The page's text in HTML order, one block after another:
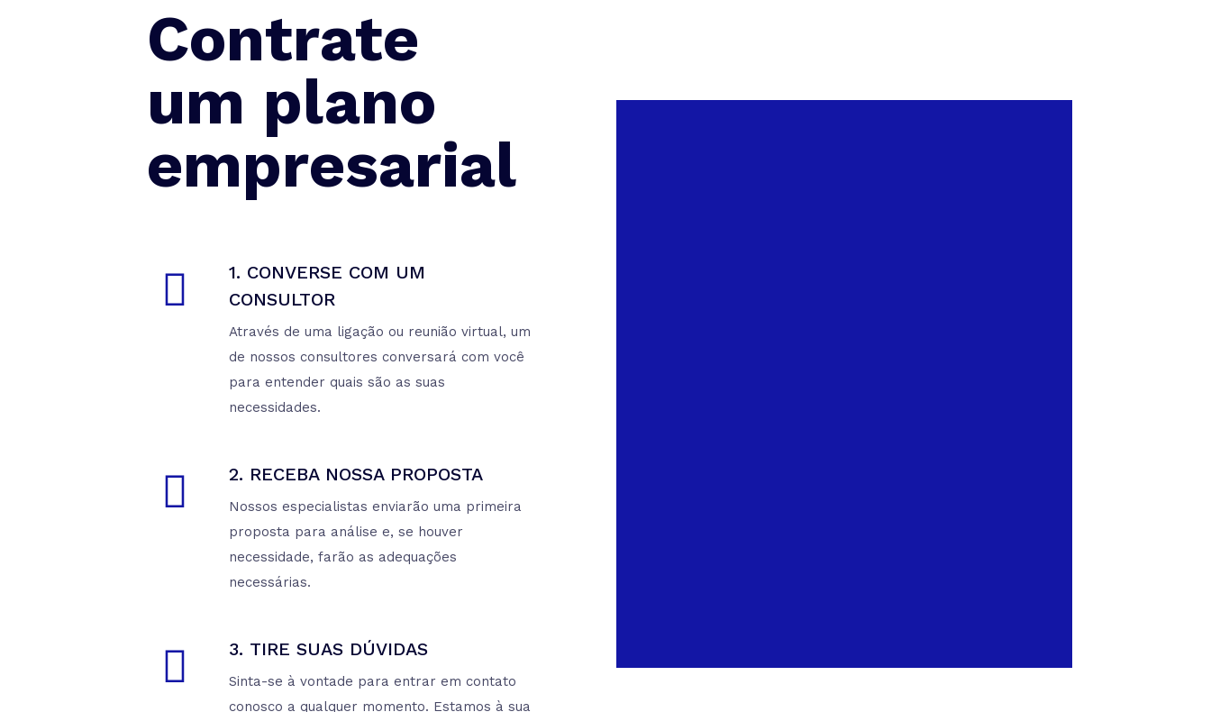
Contrate
um plano
empresarial
1. CONVERSE COM UM
CONSULTOR
Através de uma ligação ou reunião virtual, um
de nossos consultores conversará com você
para entender quais são as suas
necessidades.
2. RECEBA NOSSA PROPOSTA
Nossos especialistas enviarão uma primeira
proposta para análise e, se houver
necessidade, farão as adequações
necessárias.
3. TIRE SUAS DÚVIDAS
Sinta-se à vontade para entrar em contato
conosco a qualquer momento. Estamos à sua